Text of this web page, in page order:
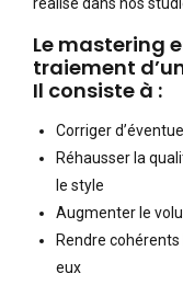
Le mastering
traiement
Il consiste à :
Corriger
Réhausser la
le style
Augmenter le
Rendre cohérents
eux